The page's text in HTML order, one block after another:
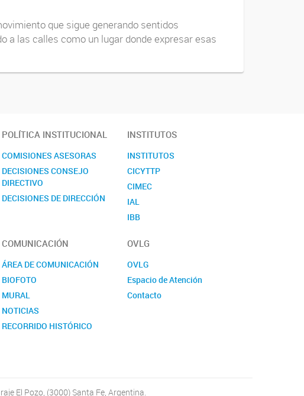
que sigue generando sentidos
a las calles como un lugar donde expresar esas
POLÍTICA INSTITUCIONAL
COMISIONES ASESORAS
DECISIONES CONSEJO
DIRECTIVO
DECISIONES DE DIRECCIÓN
INSTITUTOS
INSTITUTOS
CICYTTP
CIMEC
IAL
IBB
ICIVET
ICTAER
IDICAL
IFIS
INGAR
COMUNICACIÓN
ÁREA DE COMUNICACIÓN
BIOFOTO
MURAL
NOTICIAS
RECORRIDO HISTÓRICO
OVLG
OVLG
Espacio de Atención
Contacto
El Pozo, (3000) Santa Fe, Argentina.